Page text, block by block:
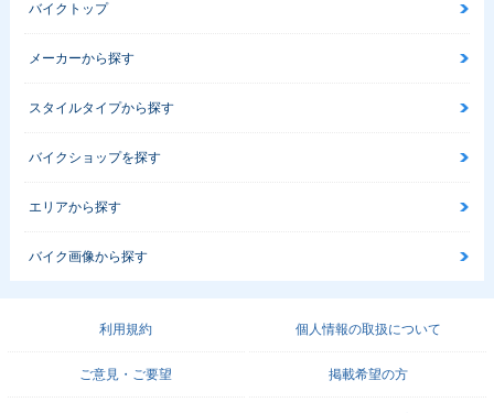
バイクトップ
メーカーから探す
スタイルタイプから探す
バイクショップを探す
エリアから探す
バイク画像から探す
利用規約 個人情報の取扱について
ご意見・ご要望 掲載希望の方